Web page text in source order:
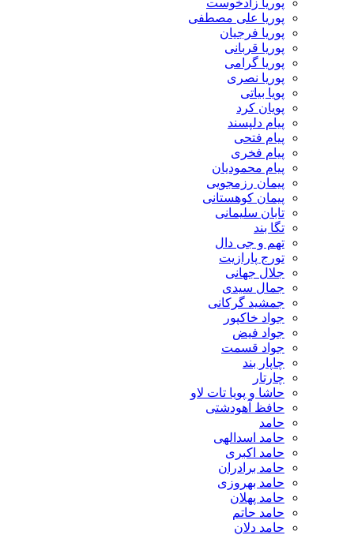
پوریا علی مصطفی
پوریا فرجیان
پوریا قربانی
پوریا گرامی
پوریا نصری
پویا بیاتی
پویان کرد
پیام دلپسند
پیام فتحی
پیام فخری
پیام محمودیان
پیمان رزمجویی
پیمان کوهستانی
تابان سلیمانی
تگا بند
تهم و جی دال
تورج پارازیت
جلال جهانی
جمال سیدی
جمشید گرکانی
جواد خاکپور
جواد فیض
جواد قسمت
چاپار بند
چارتار
حاشا و پویا تات لاو
حافظ آهودشتی
حامد
حامد اسدالهی
حامد اکبری
حامد برادران
حامد بهروزی
حامد پهلان
حامد حاتم
حامد دلان